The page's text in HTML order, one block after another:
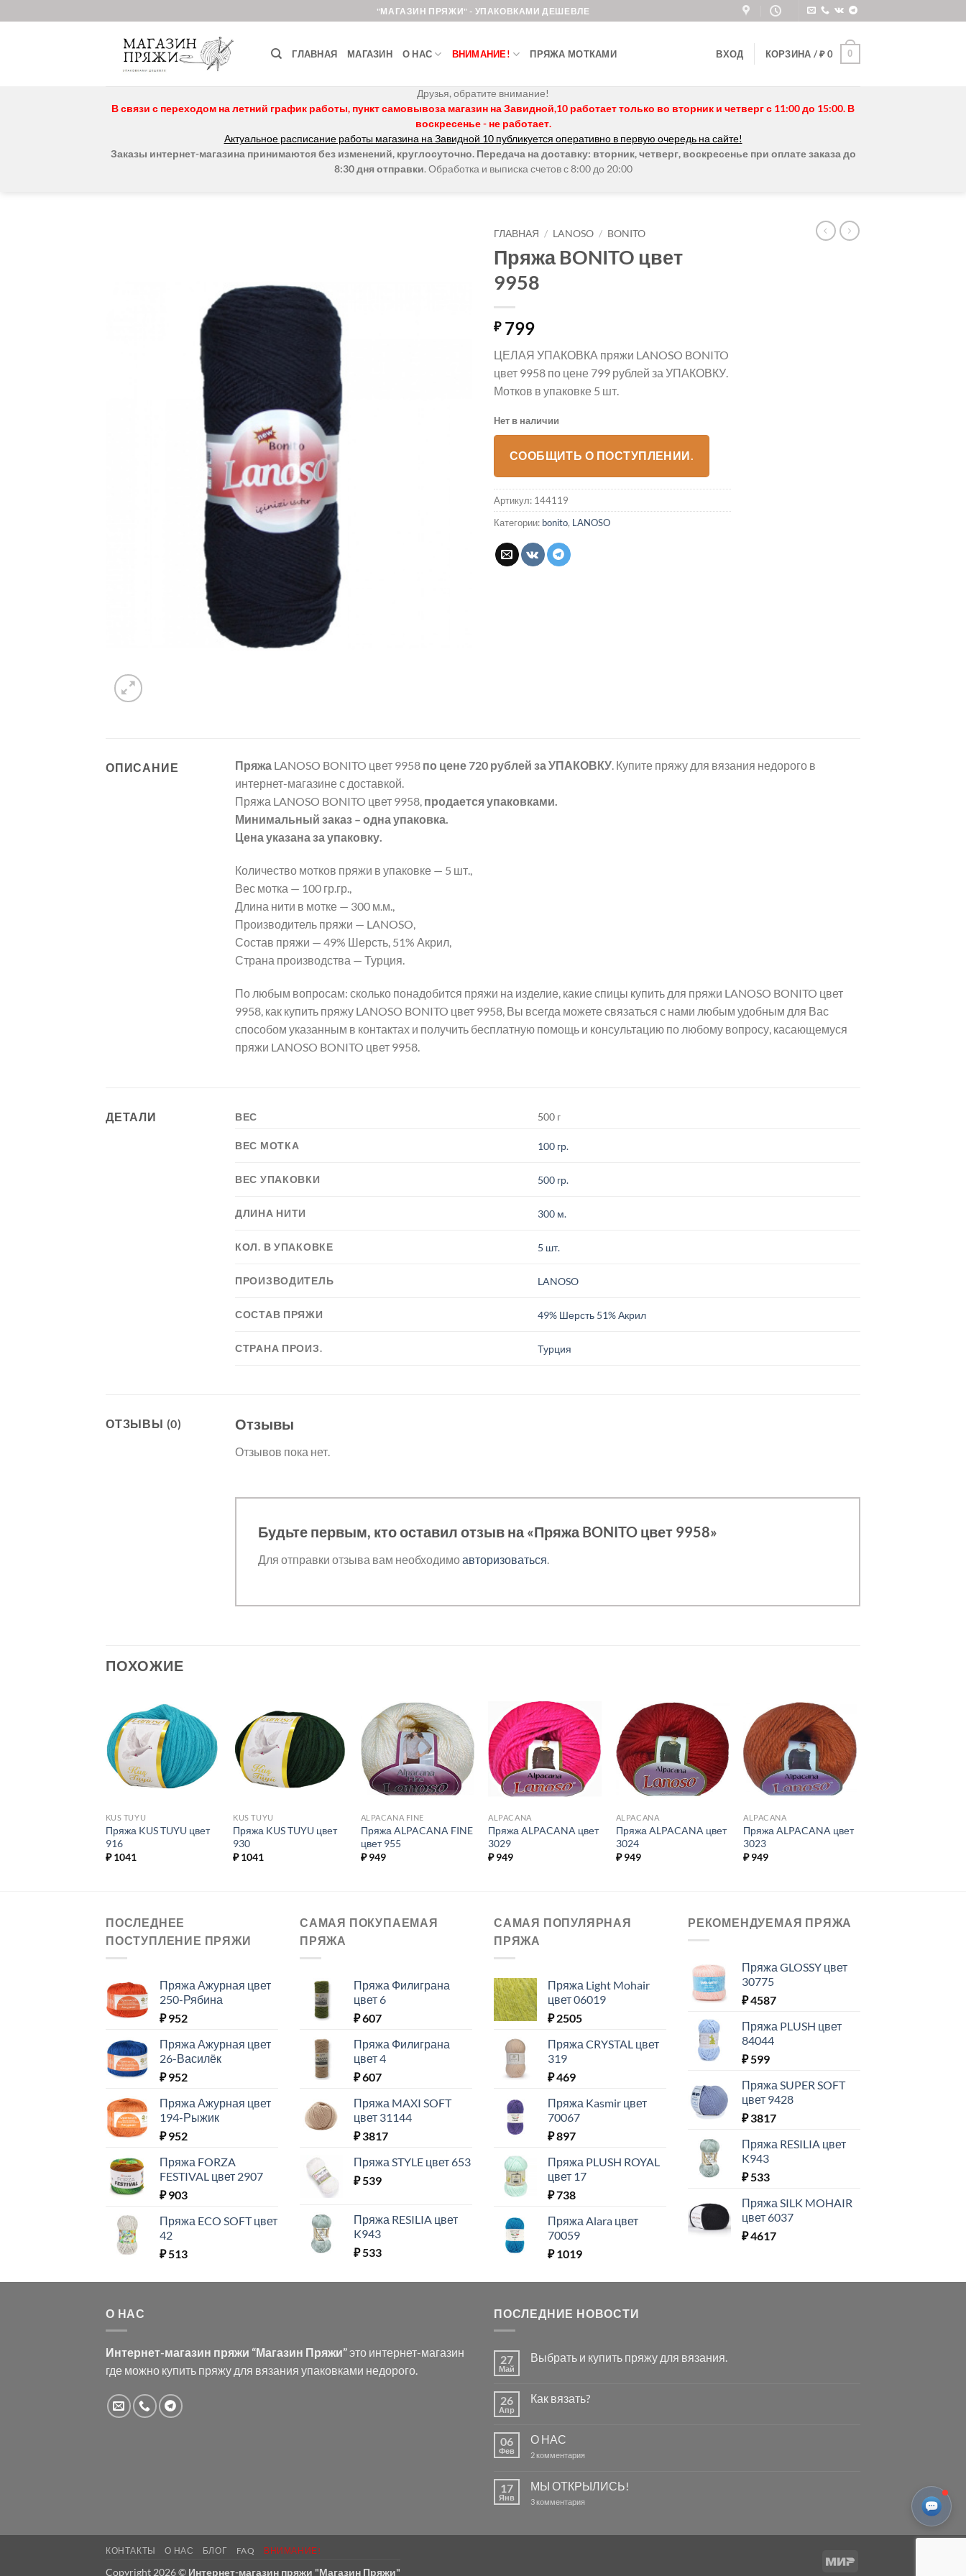
to
"МАГАЗИН ПРЯЖИ" - УПАКОВКАМИ ДЕШЕВЛЕ
ГЛАВНАЯ МАГАЗИН О НАС ВНИМАНИЕ! ПРЯЖА МОТКАМИ ВХОД КОРЗИНА /₽0 0
Друзья, обратите внимание!
В связи с переходом на летний график работы, пункт самовывоза магазин на Завидной,10 работает только во вторник и четверг с 11:00 до 15:00. В
воскресенье - не работает.
Актуальное расписание работы магазина на Завидной 10 публикуется оперативно в первую очередь на сайте!
Заказы интернет-магазина принимаются без изменений, круглосуточно. Передача на доставку: вторник, четверг, воскресенье при оплате заказа до
8:30 дня отправки. Обработка и выписка счетов с 8:00 до 20:00
ГЛАВНАЯ / LANOSO / BONITO
Пряжа BONITO цвет
9958
₽799
ЦЕЛАЯ УПАКОВКА пряжи LANOSO BONITO
цвет 9958 по цене 799 рублей за УПАКОВКУ.
Мотков в упаковке 5 шт.
Нет в наличии
СООБЩИТЬ О ПОСТУПЛЕНИИ.
Артикул: 144119
Категории: bonito, LANOSO
ОПИСАНИЕ Пряжа LANOSO BONITO цвет 9958 по цене 720 рублей за УПАКОВКУ. Купите пряжу для вязания недорого в
интернет-магазине с доставкой.
Пряжа LANOSO BONITO цвет 9958, продается упаковками.
Минимальный заказ – одна упаковка.
Цена указана за упаковку.
Количество мотков пряжи в упаковке — 5 шт.,
Вес мотка — 100 гр.гр.,
Длина нити в мотке — 300 м.м.,
Производитель пряжи — LANOSO,
Состав пряжи — 49% Шерсть, 51% Акрил,
Страна производства — Турция.
По любым вопросам: сколько понадобится пряжи на изделие, какие спицы купить для пряжи LANOSO BONITO цвет
9958, как купить пряжу LANOSO BONITO цвет 9958, Вы всегда можете связаться с нами любым удобным для Вас
способом указанным в контактах и получить бесплатную помощь и консультацию по любому вопросу, касающемуся
пряжи LANOSO BONITO цвет 9958.
ДЕТАЛИ ВЕС 500 г
ВЕС МОТКА 100 гр.
ВЕС УПАКОВКИ 500 гр.
ДЛИНА НИТИ 300 м.
КОЛ. В УПАКОВКЕ 5 шт.
ПРОИЗВОДИТЕЛЬ LANOSO
СОСТАВ ПРЯЖИ 49% Шерсть 51% Акрил
СТРАНА ПРОИЗ. Турция
ОТЗЫВЫ (0) Отзывы
Отзывов пока нет.
Будьте первым, кто оставил отзыв на «Пряжа BONITO цвет 9958»
Для отправки отзыва вам необходимоавторизоваться.
ПОХОЖИЕ
Добавить в
избранное.
KUS TUYU
Пряжа KUS TUYU цвет
916
₽1041
Добавить в
избранное.
KUS TUYU
Пряжа KUS TUYU цвет
930
₽1041
Добавить в
избранное.
ALPACANA FINE
Пряжа ALPACANA FINE
цвет 955
₽949
Добавить в
избранное.
ALPACANA
Пряжа ALPACANA цвет
3029
₽949
Добавить в
избранное.
ALPACANA
Пряжа ALPACANA цвет
3024
₽949
Добавить в
избранное.
ALPACANA
Пряжа ALPACANA цвет
3023
₽949
ПОСЛЕДНЕЕ
ПОСТУПЛЕНИЕ ПРЯЖИ
Пряжа Ажурная цвет
250-Рябина
₽952
Пряжа Ажурная цвет
26-Василёк
₽952
Пряжа Ажурная цвет
194-Рыжик
₽952
Пряжа FORZA
FESTIVAL цвет 2907
₽903
Пряжа ECO SOFT цвет
42
₽513
САМАЯ ПОКУПАЕМАЯ
ПРЯЖА
Пряжа Филиграна
цвет 6
₽607
Пряжа Филиграна
цвет 4
₽607
Пряжа MAXI SOFT
цвет 31144
₽3817
Пряжа STYLE цвет 653
₽539
Пряжа RESILIA цвет
K943
₽533
САМАЯ ПОПУЛЯРНАЯ
ПРЯЖА
Пряжа Light Mohair
цвет 06019
₽2505
Пряжа CRYSTAL цвет
319
₽469
Пряжа Kasmir цвет
70067
₽897
Пряжа PLUSH ROYAL
цвет 17
₽738
Пряжа Alara цвет
70059
₽1019
РЕКОМЕНДУЕМАЯ ПРЯЖА
Пряжа GLOSSY цвет
30775
₽4587
Пряжа PLUSH цвет
84044
₽599
Пряжа SUPER SOFT
цвет 9428
₽3817
Пряжа RESILIA цвет
K943
₽533
Пряжа SILK MOHAIR
цвет 6037
₽4617
О НАС
Интернет-магазин пряжи “Магазин Пряжи”это интернет-магазин
где можно купить пряжу для вязания упаковками недорого.
ПОСЛЕДНИЕ НОВОСТИ
27
Май
Выбрать и купить пряжу для вязания.
Выбрать
для
вязания.
26
Апр
Как вязать?
Как
06
Фев
О НАС
2 комментария
НАС
17
Янв
МЫ ОТКРЫЛИСЬ!
3 комментария
Mir
КОНТАКТЫ О НАС БЛОГ FAQ ВНИМАНИЕ!
Copyright 2026 © Интернет-магазин пряжи "Магазин Пряжи"